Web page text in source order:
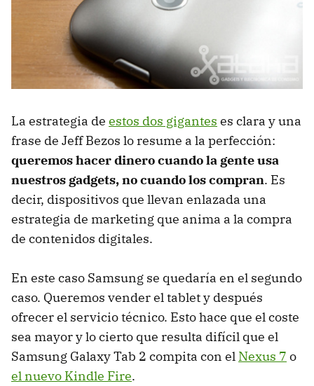
La estrategia de estos dos gigantes es clara y una
frase de Jeff Bezos lo resume a la perfección:
queremos hacer dinero cuando la gente usa
nuestros gadgets, no cuando los compran. Es
decir, dispositivos que llevan enlazada una
estrategia de marketing que anima a la compra
de contenidos digitales.
En este caso Samsung se quedaría en el segundo
caso. Queremos vender el tablet y después
ofrecer el servicio técnico. Esto hace que el coste
sea mayor y lo cierto que resulta difícil que el
Samsung Galaxy Tab 2 compita con el Nexus 7 o
el nuevo Kindle Fire.